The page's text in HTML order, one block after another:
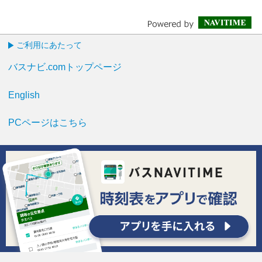
ご利用にあたって
バスナビ.comトップページ
English
PCページはこちら